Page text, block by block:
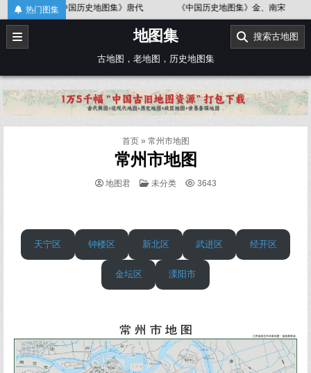
Skip
to
content
热门图集
《中国历史地图集》金、南宋 《中国历史地图集》春秋战国
地图集
古地图，老地图，历史地图集
搜索古地图
首页» 常州市地图
常州市地图
地图君
POSTED
未分类 3643
天宁区 钟楼区 新北区 武进区 经开区
金坛区 溧阳市